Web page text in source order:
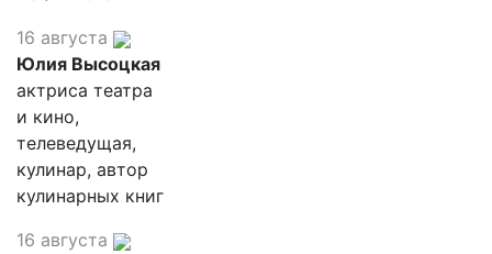
16 августа
Юлия Высоцкая
актриса театра
и кино,
телеведущая,
кулинар, автор
кулинарных книг
16 августа